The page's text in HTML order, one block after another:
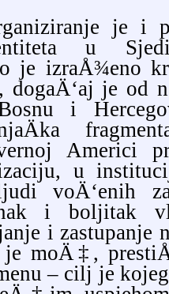
je i
u
je izraÅ¾eno
dogaÄ‘aj je od
i
Americi
u
voÄ‘enih
i boljitak
i zastupanje
moÄ‡,
– cilj je